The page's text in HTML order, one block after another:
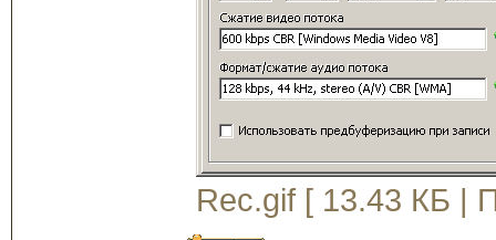
Rec.gif [ 13.43 КБ |